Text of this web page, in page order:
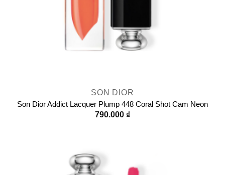
SON DIOR
Son Dior Addict Lacquer Plump 448 Coral Shot Cam Neon
790.000 ₫